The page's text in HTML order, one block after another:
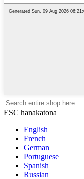
ESC hanakatona
English
French
German
Portuguese
Spanish
Russian